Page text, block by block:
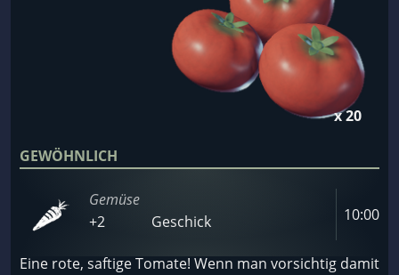
x 20
GEWÖHNLICH
Gemüse
+2
Geschick 10:00
Eine rote, saftige Tomate! Wenn man vorsichtig damit